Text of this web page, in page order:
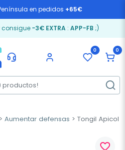
en pedidos +65€
consigue -3€ EXTRA: APP-FB ;)
0 0
Aumentar defensas Tongil Apicol
favorite_border